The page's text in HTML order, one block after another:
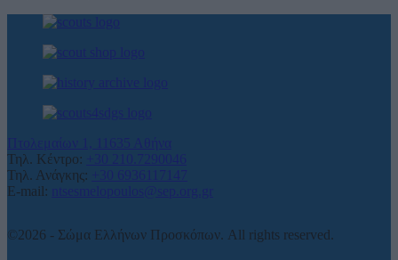
Πτολεμαίων 1, 11635 Αθήνα
Τηλ. Κέντρο:
+30 210.7290046
Τηλ. Ανάγκης:
+30 6936117147
E-mail:
ntsesmelopoulos@sep.org.gr
©2026 - Σώμα Ελλήνων Προσκόπων. All rights reserved.